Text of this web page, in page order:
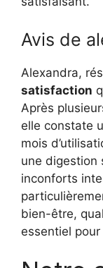
Avis de
Alexandra,
satisfaction
Après
elle constate
mois
une digestion
inconforts
bien-être,
essentiel